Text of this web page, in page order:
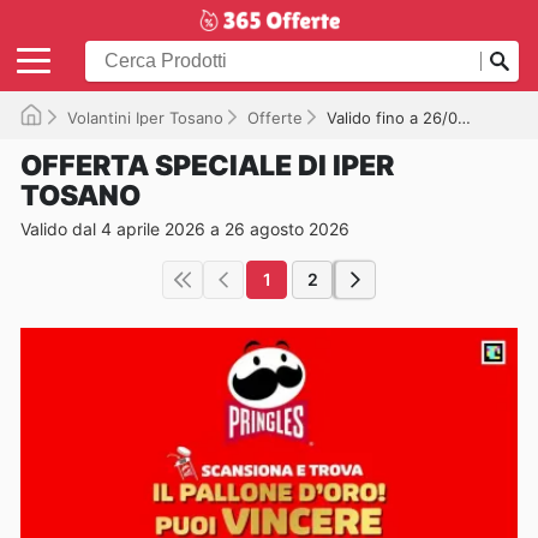
Volantini Iper Tosano Offerte Valido fino a 26/08/2026
OFFERTA SPECIALE DI IPER
TOSANO
Valido dal 4 aprile 2026 a 26 agosto 2026
1 2